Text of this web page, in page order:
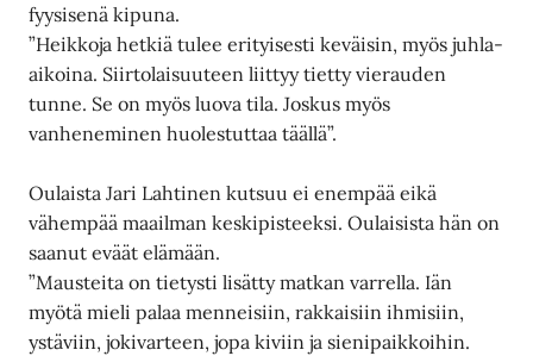
fyysisenä kipuna.
”Heikkoja hetkiä tulee erityisesti keväisin, myös juhla-
aikoina. Siirtolaisuuteen liittyy tietty vierauden
tunne. Se on myös luova tila. Joskus myös
vanheneminen huolestuttaa täällä”.
Oulaista Jari Lahtinen kutsuu ei enempää eikä
vähempää maailman keskipisteeksi. Oulaisista hän on
saanut eväät elämään.
”Mausteita on tietysti lisätty matkan varrella. Iän
myötä mieli palaa menneisiin, rakkaisiin ihmisiin,
ystäviin, jokivarteen, jopa kiviin ja sienipaikkoihin.